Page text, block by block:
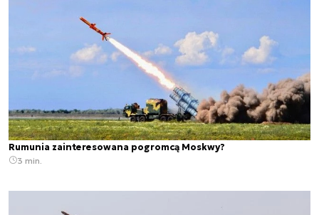
Rumunia zainteresowana pogromcą Moskwy?
3 min.